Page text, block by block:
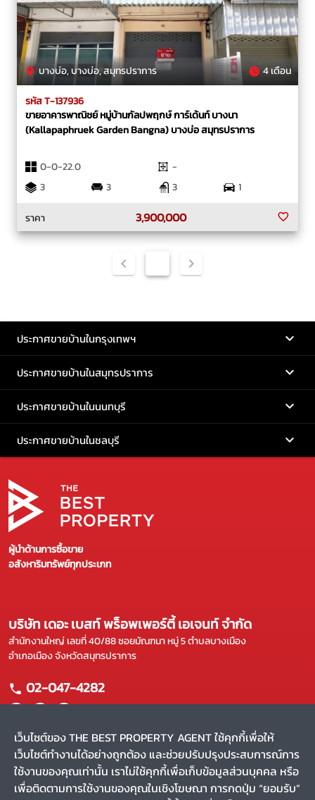
บางบ่อ, บางบ่อ, สมุทรปราการ 4 เดือน
รหัส T-137936
ขายอาคารพาณิชย์ หมู่บ้านกัลปพฤกษ์ การ์เด้นท์ บางนา
(Kallapaphruek Garden Bangna) บางบ่อ สมุทรปราการ
0-0-22.0
-
3
3 3
1
ราคา
3,900,000
ประกาศขายบ้านในกรุงเทพฯ
ประกาศขายบ้านในสมุทรปราการ
ประกาศขายบ้านในนนทบุรี
ประกาศขายบ้านในชลบุรี
ผู้นำด้านการซื้อขาย
อสังหาริมทรัพย์ทุกประเภท
บริษัท เดอะ เบสท์ พร็อพเพอร์ตี้ เอเจนท์ จำกัด
สำนักงานใหญ่ เลขที่ 40/88 ซอยมัณฑนา หมู่ 5 ตำบลบางเมือง
อำเภอเมือง จังหวัดสมุทรปราการ
02-047-4282
แผนผังเว็บไซต์
หน้าหลัก
บริการของเรา
เว็บไซต์ของ THE BEST PROPERTY AGENT ใช้คุกกี้เพื่อให้
เว็บไซต์ทำงานได้อย่างถูกต้อง และช่วยปรับปรุงประสบการณ์การ
ใช้งานของคุณเท่านั้น เราไม่ใช้คุกกี้เพื่อเก็บข้อมูลส่วนบุคคล หรือ
เพื่อติดตามการใช้งานของคุณในเชิงโฆษณา การกดปุ่ม “ยอมรับ”